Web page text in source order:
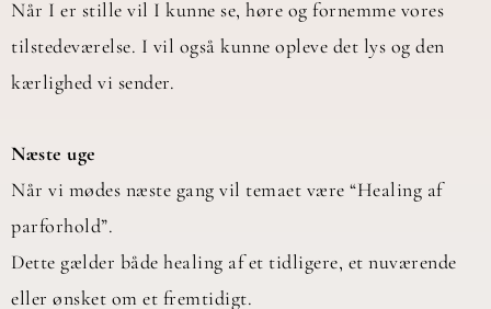
Når I er stille vil I kunne se, høre og fornemme vores
tilstedeværelse. I vil også kunne opleve det lys og den
kærlighed vi sender.
Næste uge
Når vi mødes næste gang vil temaet være “Healing af
parforhold”.
Dette gælder både healing af et tidligere, et nuværende
eller ønsket om et fremtidigt.